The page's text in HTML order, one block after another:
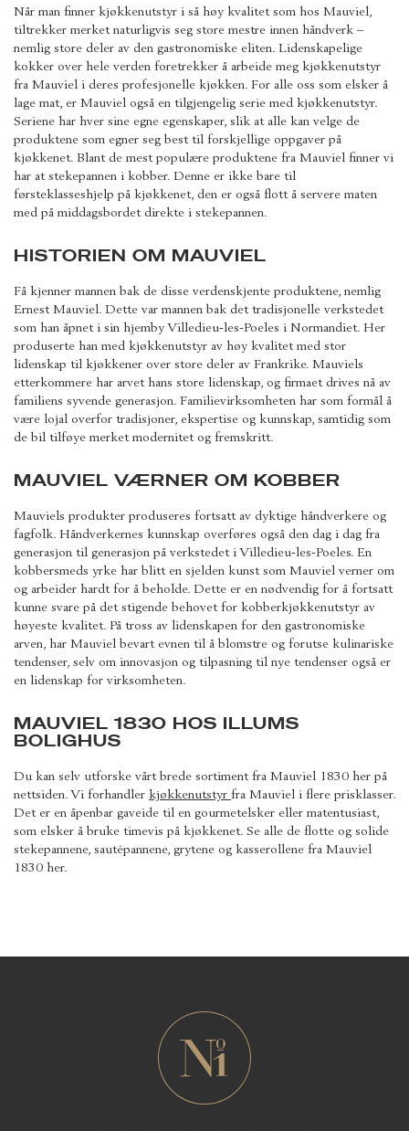
Når man finner kjøkkenutstyr i så høy kvalitet som hos Mauviel,
tiltrekker merket naturligvis seg store mestre innen håndverk –
nemlig store deler av den gastronomiske eliten. Lidenskapelige
kokker over hele verden foretrekker å arbeide meg kjøkkenutstyr
fra Mauviel i deres profesjonelle kjøkken. For alle oss som elsker å
lage mat, er Mauviel også en tilgjengelig serie med kjøkkenutstyr.
Seriene har hver sine egne egenskaper, slik at alle kan velge de
produktene som egner seg best til forskjellige oppgaver på
kjøkkenet. Blant de mest populære produktene fra Mauviel finner vi
har at stekepannen i kobber. Denne er ikke bare til
førsteklasseshjelp på kjøkkenet, den er også flott å servere maten
med på middagsbordet direkte i stekepannen.
HISTORIEN OM MAUVIEL
Få kjenner mannen bak de disse verdenskjente produktene, nemlig
Ernest Mauviel. Dette var mannen bak det tradisjonelle verkstedet
som han åpnet i sin hjemby Villedieu-les-Poeles i Normandiet. Her
produserte han med kjøkkenutstyr av høy kvalitet med stor
lidenskap til kjøkkener over store deler av Frankrike. Mauviels
etterkommere har arvet hans store lidenskap, og firmaet drives nå av
familiens syvende generasjon. Familievirksomheten har som formål å
være lojal overfor tradisjoner, ekspertise og kunnskap, samtidig som
de bil tilføye merket modernitet og fremskritt.
MAUVIEL VÆRNER OM KOBBER
Mauviels produkter produseres fortsatt av dyktige håndverkere og
fagfolk. Håndverkernes kunnskap overføres også den dag i dag fra
generasjon til generasjon på verkstedet i Villedieu-les-Poeles. En
kobbersmeds yrke har blitt en sjelden kunst som Mauviel verner om
og arbeider hardt for å beholde. Dette er en nødvendig for å fortsatt
kunne svare på det stigende behovet for kobberkjøkkenutstyr av
høyeste kvalitet. På tross av lidenskapen for den gastronomiske
arven, har Mauviel bevart evnen til å blomstre og forutse kulinariske
tendenser, selv om innovasjon og tilpasning til nye tendenser også er
en lidenskap for virksomheten.
MAUVIEL 1830 HOS ILLUMS
BOLIGHUS
Du kan selv utforske vårt brede sortiment fra Mauviel 1830 her på
nettsiden. Vi forhandler kjøkkenutstyr fra Mauviel i flere prisklasser.
Det er en åpenbar gaveide til en gourmetelsker eller matentusiast,
som elsker å bruke timevis på kjøkkenet. Se alle de flotte og solide
stekepannene, sautépannene, grytene og kasserollene fra Mauviel
1830 her.